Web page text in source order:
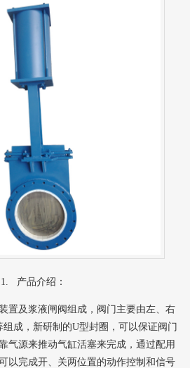
1. 产品介绍：
置及浆液闸阀组成，阀门主要由左、右
成，新研制的U型封圈，可以保证阀门
气源来推动气缸活塞来完成，通过配用
以完成开、关两位置的动作控制和信号